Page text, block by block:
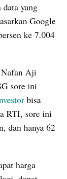
yang
Google
ke 7.004
Aji
sore ini
bisa
RTI, sore ini
dan hanya 62
harga